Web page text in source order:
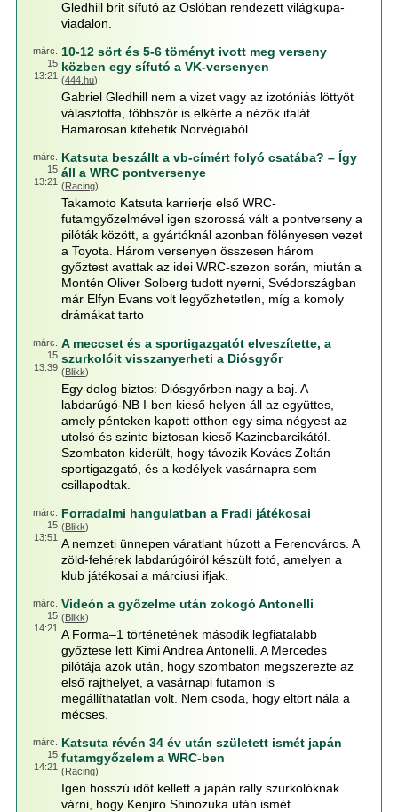
Gledhill brit sífutó az Oslóban rendezett világkupa-
viadalon.
márc.
15
13:21
10-12 sört és 5-6 töményt ivott meg verseny
közben egy sífutó a VK-versenyen
(444.hu)
Gabriel Gledhill nem a vizet vagy az izotóniás löttyöt
választotta, többször is elkérte a nézők italát.
Hamarosan kitehetik Norvégiából.
márc.
15
13:21
Katsuta beszállt a vb-címért folyó csatába? – Így
áll a WRC pontversenye
(Racing)
Takamoto Katsuta karrierje első WRC-
futamgyőzelmével igen szorossá vált a pontverseny a
pilóták között, a gyártóknál azonban fölényesen vezet
a Toyota. Három versenyen összesen három
győztest avattak az idei WRC-szezon során, miután a
Montén Oliver Solberg tudott nyerni, Svédországban
már Elfyn Evans volt legyőzhetetlen, míg a komoly
drámákat tarto
márc.
15
13:39
A meccset és a sportigazgatót elveszítette, a
szurkolóit visszanyerheti a Diósgyőr
(Blikk)
Egy dolog biztos: Diósgyőrben nagy a baj. A
labdarúgó-NB I-ben kieső helyen áll az együttes,
amely pénteken kapott otthon egy sima négyest az
utolsó és szinte biztosan kieső Kazincbarcikától.
Szombaton kiderült, hogy távozik Kovács Zoltán
sportigazgató, és a kedélyek vasárnapra sem
csillapodtak.
márc.
15
13:51
Forradalmi hangulatban a Fradi játékosai
(Blikk)
A nemzeti ünnepen váratlant húzott a Ferencváros. A
zöld-fehérek labdarúgóiról készült fotó, amelyen a
klub játékosai a márciusi ifjak.
márc.
15
14:21
Videón a győzelme után zokogó Antonelli
(Blikk)
A Forma–1 történetének második legfiatalabb
győztese lett Kimi Andrea Antonelli. A Mercedes
pilótája azok után, hogy szombaton megszerezte az
első rajthelyet, a vasárnapi futamon is
megállíthatatlan volt. Nem csoda, hogy eltört nála a
mécses.
márc.
15
14:21
Katsuta révén 34 év után született ismét japán
futamgyőzelem a WRC-ben
(Racing)
Igen hosszú időt kellett a japán rally szurkolóknak
várni, hogy Kenjiro Shinozuka után ismét